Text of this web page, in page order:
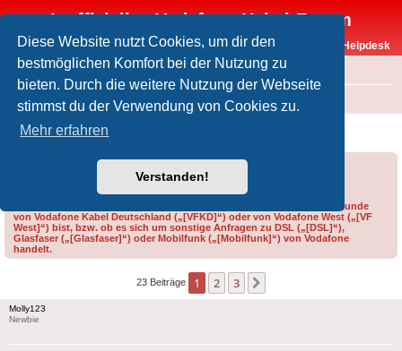
Diese Website nutzt Cookies, um dir den
bestmöglichen Komfort bei der Nutzung zu
bieten. Durch die weitere Nutzung der Webseite
stimmst du der Verwendung von Cookies zu.
Mehr erfahren
Verstanden!
Inoffizielles Vodafone-Kabel-Forum
Vodafone-Kabel-Helpdesk
FAQ
Foren-Übersicht Offtopic Andere Vodafone-Produkte
[VF West] Vodafonemail
Bitte gib bei der Erstellung eines Threads im Feld „Präfix“ an, ob du Kunde
von Vodafone Kabel Deutschland („[VFKD]“) oder von Vodafone West („[VF
West]“) bist, bzw. ob es sich um sonstige Anfragen zu DSL („[DSL]“),
Glasfaser („[Glasfaser]“) oder Mobilfunk („[Mobilfunk]“) von Vodafone
handelt.
23 Beiträge 1 2 3
Molly123
Newbie